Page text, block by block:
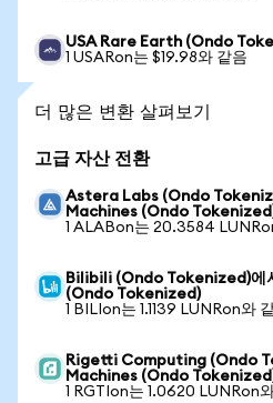
USA Rare Earth (Ondo
1 USARon는 $19.98와 같음
더 많은 변환 살펴보기
고급 자산 전환
Astera Labs (Ondo
Machines (Ondo
1 ALABon는 20.3584
Bilibili (Ondo Tokenized)
(Ondo Tokenized)
1 BILIon는 1.1139 LUNRon와
Rigetti Computing (Ondo
Machines (Ondo
1 RGTIon는 1.0620 LUNRon